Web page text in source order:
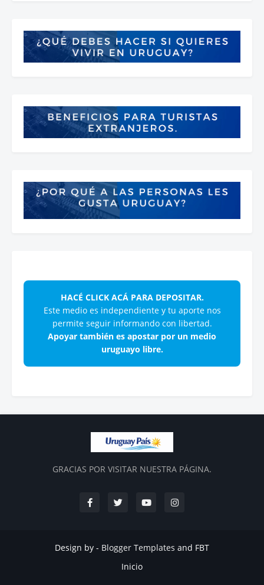
HACÉ CLICK ACÁ PARA DEPOSITAR.
Este medio es independiente y tu aporte nos
permite seguir informando con libertad.
Apoyar también es apostar por un medio
uruguayo libre.
GRACIAS POR VISITAR NUESTRA PÁGINA.
Design by - Blogger Templates and FBT
Inicio